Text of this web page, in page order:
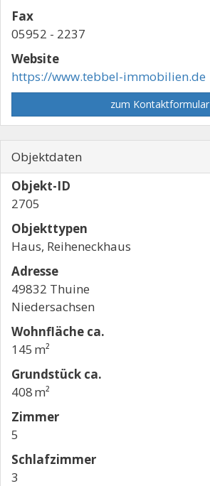
Fax
05952 - 2237
Website
https://www.tebbel-immobilien.de
zum Kontaktformular
Objektdaten
Objekt-ID
2705
Objekttypen
Haus, Reiheneckhaus
Adresse
49832 Thuine
Niedersachsen
Wohnfläche ca.
145 m²
Grund­stück ca.
408 m²
Zimmer
5
Schlafzimmer
3